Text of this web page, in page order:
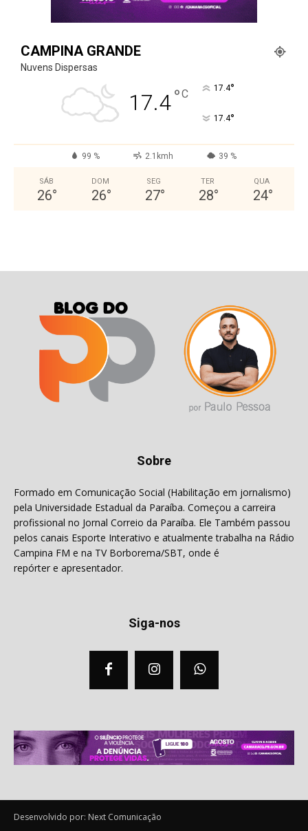
CAMPINA GRANDE
Nuvens Dispersas
17.4°C 17.4°
17.4°
99 % 2.1kmh 39 %
SÁB
26°
DOM
26°
SEG
27°
TER
28°
QUA
24°
Sobre
Formado em Comunicação Social (Habilitação em jornalismo)
pela Universidade Estadual da Paraíba. Começou a carreira
profissional no Jornal Correio da Paraíba. Ele Também passou
pelos canais Esporte Interativo e atualmente trabalha na Rádio
Campina FM e na TV Borborema/SBT, onde é
repórter e apresentador.
Siga-nos
Desenvolvido por: Next Comunicação